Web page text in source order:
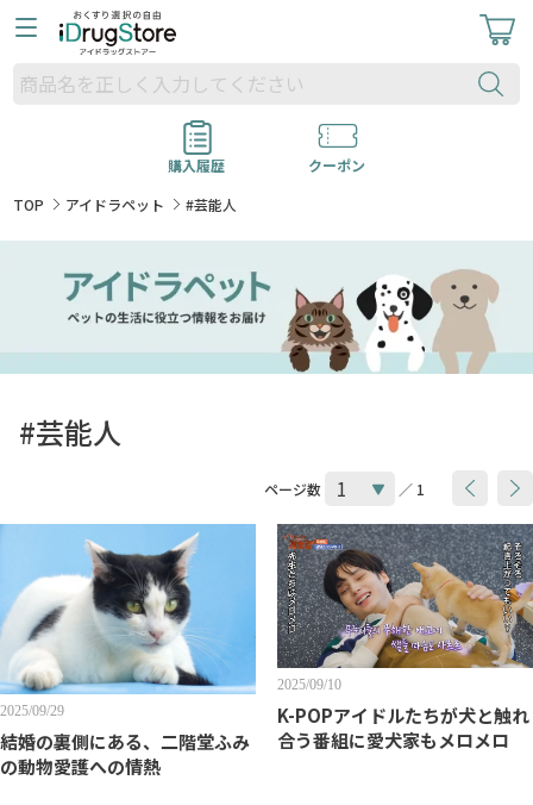
購入履歴
クーポン
TOP
アイドラペット #芸能人
#芸能人
ページ数 ／ 1
2025/09/29
結婚の裏側にある、二階堂ふみ
の動物愛護への情熱
2025/09/10
K-POPアイドルたちが犬と触れ
合う番組に愛犬家もメロメロ